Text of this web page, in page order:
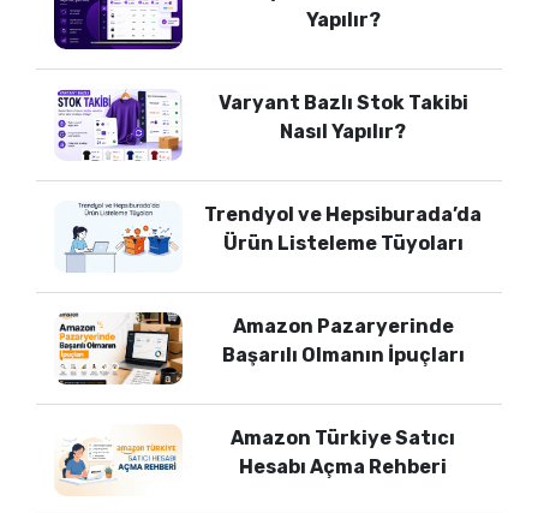
Yapılır?
Varyant Bazlı Stok Takibi
Nasıl Yapılır?
Trendyol ve Hepsiburada’da
Ürün Listeleme Tüyoları
Amazon Pazaryerinde
Başarılı Olmanın İpuçları
Amazon Türkiye Satıcı
Hesabı Açma Rehberi